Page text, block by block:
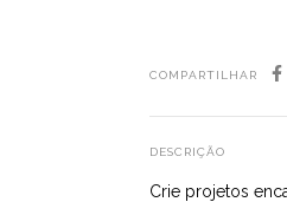
COMPARTILHAR
DESCRIÇÃO
Crie projetos